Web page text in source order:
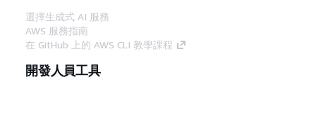
選擇生成式 AI 服務
AWS 服務指南
在 GitHub 上的 AWS CLI 教學課程
開發人員工具